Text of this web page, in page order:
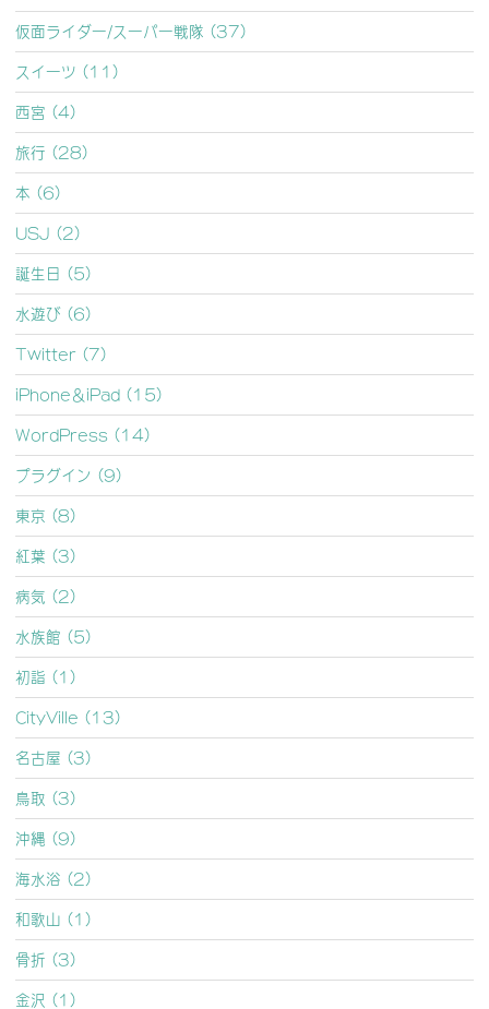
仮面ライダー/スーパー戦隊 (37)
スイーツ (11)
西宮 (4)
旅行 (28)
本 (6)
USJ (2)
誕生日 (5)
水遊び (6)
Twitter (7)
iPhone＆iPad (15)
WordPress (14)
プラグイン (9)
東京 (8)
紅葉 (3)
病気 (2)
水族館 (5)
初詣 (1)
CityVille (13)
名古屋 (3)
鳥取 (3)
沖縄 (9)
海水浴 (2)
和歌山 (1)
骨折 (3)
金沢 (1)